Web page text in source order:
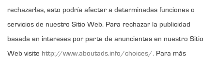
rechazarlas, esto podría afectar a determinadas funciones o
servicios de nuestro Sitio Web. Para rechazar la publicidad
basada en intereses por parte de anunciantes en nuestro Sitio
Web visite http://www.aboutads.info/choices/. Para más